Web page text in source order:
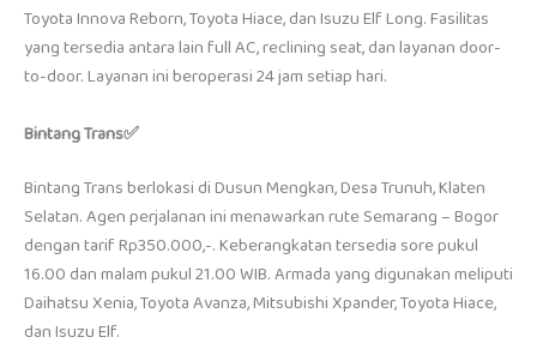
Toyota Innova Reborn, Toyota Hiace, dan Isuzu Elf Long. Fasilitas
yang tersedia antara lain full AC, reclining seat, dan layanan door-
to-door. Layanan ini beroperasi 24 jam setiap hari.
Bintang Trans✅
Bintang Trans berlokasi di Dusun Mengkan, Desa Trunuh, Klaten
Selatan. Agen perjalanan ini menawarkan rute Semarang – Bogor
dengan tarif Rp350.000,-. Keberangkatan tersedia sore pukul
16.00 dan malam pukul 21.00 WIB. Armada yang digunakan meliputi
Daihatsu Xenia, Toyota Avanza, Mitsubishi Xpander, Toyota Hiace,
dan Isuzu Elf.